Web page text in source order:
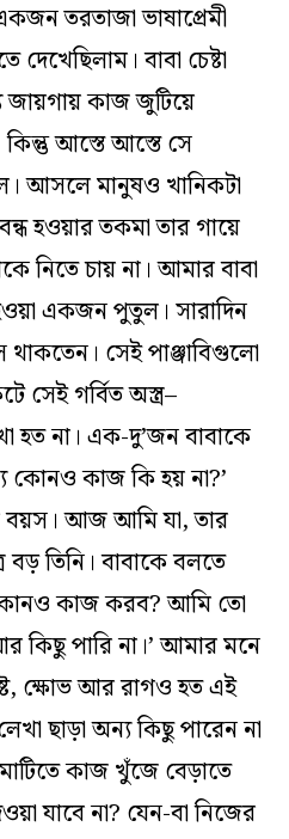
তরতাজা ভাষাপ্রেমী
বাবা চেষ্টা
কাজ জুটিয়ে
আস্তে আস্তে সে
আসলে মানুষও খানিকটা
হওয়ার তকমা তার গায়ে
নিতে চায় না। আমার বাবা
একজন পুতুল। সারাদিন
সেই পাঞ্জাবিগুলো
সেই গর্বিত অস্ত্র–
না। এক-দু’জন বাবাকে
কোনও কাজ কি হয় না?’
আজ আমি যা, তার
তিনি। বাবাকে বলতে
কাজ করব? আমি তো
কিছু পারি না।’ আমার মনে
ক্ষোভ আর রাগও হত এই
ছাড়া অন্য কিছু পারেন না
কাজ খুঁজে বেড়াতে
যাবে না? যেন-বা নিজের